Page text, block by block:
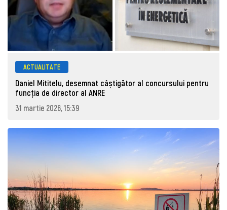
ACTUALITATE
Daniel Mititelu, desemnat câștigător al concursului pentru
funcția de director al ANRE
31 martie 2026, 15:39